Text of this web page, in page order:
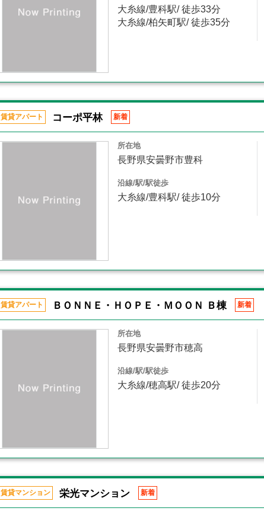
大糸線/豊科駅/ 徒歩33分
大糸線/柏矢町駅/ 徒歩35分
賃貸アパート コーポ平林 新着
所在地
長野県安曇野市豊科
沿線/駅/駅徒歩
大糸線/豊科駅/ 徒歩10分
賃貸アパート ＢＯＮＮＥ・ＨＯＰＥ・ＭＯＯＮ Ｂ棟 新着
所在地
長野県安曇野市穂高
沿線/駅/駅徒歩
大糸線/穂高駅/ 徒歩20分
賃貸マンション 栄光マンション 新着